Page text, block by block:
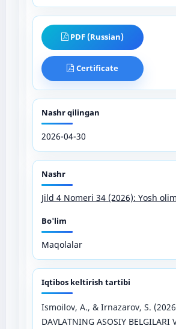
PDF (Russian)
Certificate
Nashr qilingan
2026-04-30
Nashr
Jild 4 Nomeri 34 (2026): Yosh
Bo'lim
Maqolalar
Iqtibos keltirish tartibi
Ismoilov, A., & Irnazarov, S.
DAVLATNING ASOSIY BELGILARI